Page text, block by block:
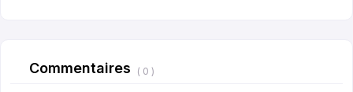
Commentaires ( 0 )